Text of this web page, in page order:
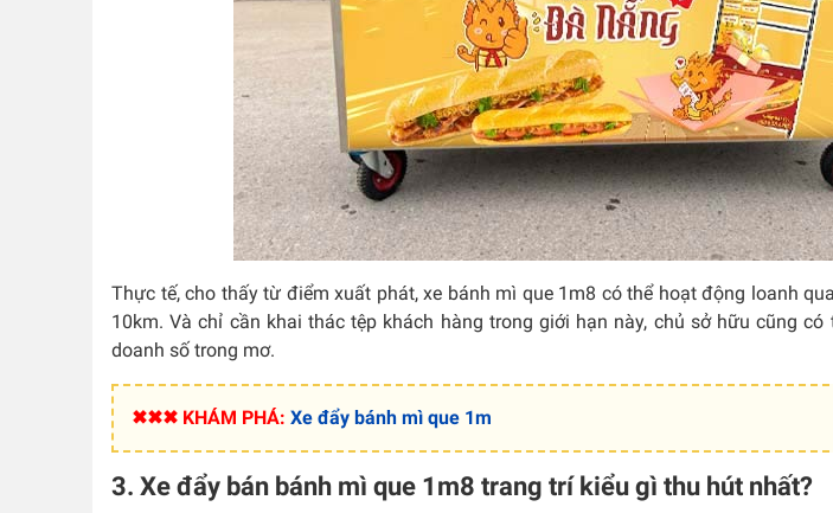
Thực tế, cho thấy từ điểm xuất phát, xe bánh mì que 1m8 có thể hoạt động loanh
10km. Và chỉ cần khai thác tệp khách hàng trong giới hạn này, chủ sở hữu cũng
doanh số trong mơ.
✖✖✖ KHÁM PHÁ: Xe đẩy bánh mì que 1m
3. Xe đẩy bán bánh mì que 1m8 trang trí kiểu gì thu hút nhất?